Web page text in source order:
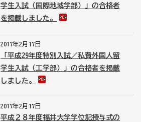
学生入試（国際地域学部）」の合格者
を掲載しました。
2017年2月17日
「平成29年度特別入試／私費外国人留
学生入試（工学部）」の合格者を掲載
しました。
2017年2月17日
平成２８年度福井大学学位記授与式の